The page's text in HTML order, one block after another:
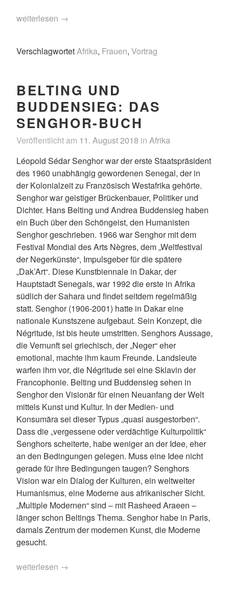
„Afrika
weiterlesen →
Verschlagwortet Afrika, Frauen, Vortrag
BELTING UND
BUDDENSIEG: DAS
SENGHOR-BUCH
Veröffentlicht am 11. August 2018 in Afrika
Léopold Sédar Senghor war der erste Staatspräsident
des 1960 unabhängig gewordenen Senegal, der in
der Kolonialzeit zu Französisch Westafrika gehörte.
Senghor war geistiger Brückenbauer, Politiker und
Dichter. Hans Belting und Andrea Buddensieg haben
ein Buch über den Schöngeist, den Humanisten
Senghor geschrieben. 1966 war Senghor mit dem
Festival Mondial des Arts Nègres, dem „Weltfestival
der Negerkünste“, Impulsgeber für die spätere
„Dak’Art“. Diese Kunstbiennale in Dakar, der
Hauptstadt Senegals, war 1992 die erste in Afrika
südlich der Sahara und findet seitdem regelmäßig
statt. Senghor (1906-2001) hatte in Dakar eine
nationale Kunstszene aufgebaut. Sein Konzept, die
Négritude, ist bis heute umstritten. Senghors Aussage,
die Vernunft sei griechisch, der „Neger“ eher
emotional, machte ihm kaum Freunde. Landsleute
warfen ihm vor, die Négritude sei eine Sklavin der
Francophonie. Belting und Buddensieg sehen in
Senghor den Visionär für einen Neuanfang der Welt
mittels Kunst und Kultur. In der Medien- und
Konsumära sei dieser Typus „quasi ausgestorben“.
Dass die „vergessene oder verdächtige Kulturpolitik“
Senghors scheiterte, habe weniger an der Idee, eher
an den Bedingungen gelegen. Muss eine Idee nicht
gerade für ihre Bedingungen taugen? Senghors
Vision war ein Dialog der Kulturen, ein weltweiter
Humanismus, eine Moderne aus afrikanischer Sicht.
„Multiple Modernen“ sind – mit Rasheed Araeen –
länger schon Beltings Thema. Senghor habe in Paris,
damals Zentrum der modernen Kunst, die Moderne
gesucht.
„Belting
weiterlesen →